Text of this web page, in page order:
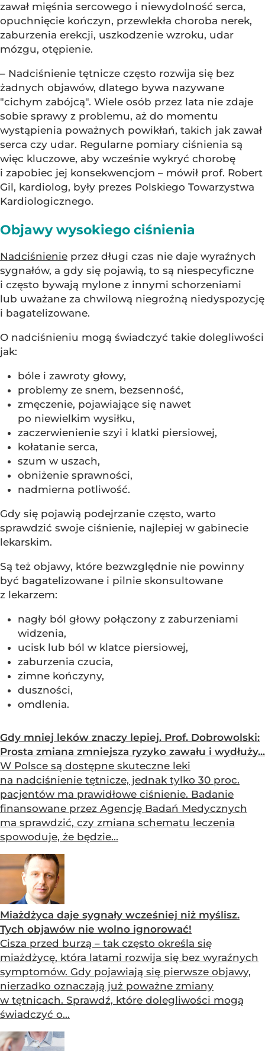
zawał mięśnia sercowego i niewydolność serca,
opuchnięcie kończyn, przewlekła choroba nerek,
zaburzenia erekcji, uszkodzenie wzroku, udar
mózgu, otępienie.
– Nadciśnienie tętnicze często rozwija się bez
żadnych objawów, dlatego bywa nazywane
"cichym zabójcą". Wiele osób przez lata nie zdaje
sobie sprawy z problemu, aż do momentu
wystąpienia poważnych powikłań, takich jak zawał
serca czy udar. Regularne pomiary ciśnienia są
więc kluczowe, aby wcześnie wykryć chorobę
i zapobiec jej konsekwencjom – mówił prof. Robert
Gil, kardiolog, były prezes Polskiego Towarzystwa
Kardiologicznego.
Objawy wysokiego ciśnienia
Nadciśnienie przez długi czas nie daje wyraźnych
sygnałów, a gdy się pojawią, to są niespecyficzne
i często bywają mylone z innymi schorzeniami
lub uważane za chwilową niegroźną niedyspozycję
i bagatelizowane.
O nadciśnieniu mogą świadczyć takie dolegliwości
jak:
bóle i zawroty głowy,
problemy ze snem, bezsenność,
zmęczenie, pojawiające się nawet
po niewielkim wysiłku,
zaczerwienienie szyi i klatki piersiowej,
kołatanie serca,
szum w uszach,
obniżenie sprawności,
nadmierna potliwość.
Gdy się pojawią podejrzanie często, warto
sprawdzić swoje ciśnienie, najlepiej w gabinecie
lekarskim.
Są też objawy, które bezwzględnie nie powinny
być bagatelizowane i pilnie skonsultowane
z lekarzem:
nagły ból głowy połączony z zaburzeniami
widzenia,
ucisk lub ból w klatce piersiowej,
zaburzenia czucia,
zimne kończyny,
duszności,
omdlenia.
Gdy mniej leków znaczy lepiej. Prof. Dobrowolski:
Prosta zmiana zmniejsza ryzyko zawału i wydłuży...
W Polsce są dostępne skuteczne leki
na nadciśnienie tętnicze, jednak tylko 30 proc.
pacjentów ma prawidłowe ciśnienie. Badanie
finansowane przez Agencję Badań Medycznych
ma sprawdzić, czy zmiana schematu leczenia
spowoduje, że będzie...
Miażdżyca daje sygnały wcześniej niż myślisz.
Tych objawów nie wolno ignorować!
Cisza przed burzą – tak często określa się
miażdżycę, która latami rozwija się bez wyraźnych
symptomów. Gdy pojawiają się pierwsze objawy,
nierzadko oznaczają już poważne zmiany
w tętnicach. Sprawdź, które dolegliwości mogą
świadczyć o...